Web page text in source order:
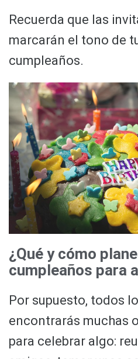
Recuerda que las
marcarán el tono de
cumpleaños.
¿Qué y cómo
cumpleaños para
Por supuesto, todos
encontrarás muchas
para celebrar algo: